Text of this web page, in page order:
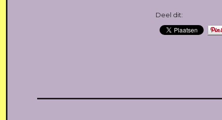
Deel dit: